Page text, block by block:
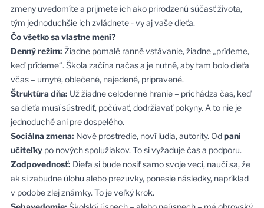
zmeny uvedomíte a prijmete ich ako prirodzenú súčasť života,
tým jednoduchšie ich zvládnete - vy aj vaše dieťa.
Čo všetko sa vlastne mení?
Denný režim: Žiadne pomalé ranné vstávanie, žiadne „prídeme,
keď prídeme“. Škola začína načas a je nutné, aby tam bolo dieťa
včas – umyté, oblečené, najedené, pripravené.
Štruktúra dňa: Už žiadne celodenné hranie – prichádza čas, keď
sa dieťa musí sústrediť, počúvať, dodržiavať pokyny. A to nie je
jednoduché ani pre dospelého.
Sociálna zmena: Nové prostredie, noví ľudia, autority. Odpani
učiteľkypo nových spolužiakov. To si vyžaduje čas a podporu.
Zodpovednosť: Dieťa si bude nosiť samo svoje veci, naučí sa, že
ak si zabudne úlohu alebo prezuvky, ponesie následky, napríklad
v podobe zlej známky. To je veľký krok.